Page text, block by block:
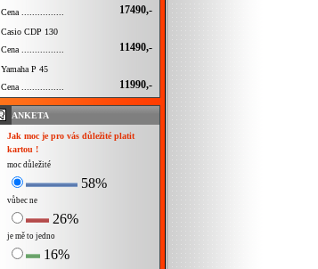
Cena ................
17490,-
Casio CDP 130
Cena ................
11490,-
Yamaha P 45
Cena ................
11990,-
ANKETA
Jak moc je pro vás důležité platit
kartou !
moc důležité
58%
vůbec ne
26%
je mě to jedno
16%